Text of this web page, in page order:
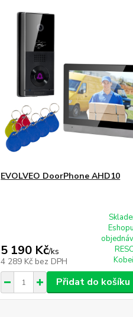
EVOLVEO DoorPhone AHD10
5 190 Kč/ks
4 289 Kč bez DPH
Přidat do košíku